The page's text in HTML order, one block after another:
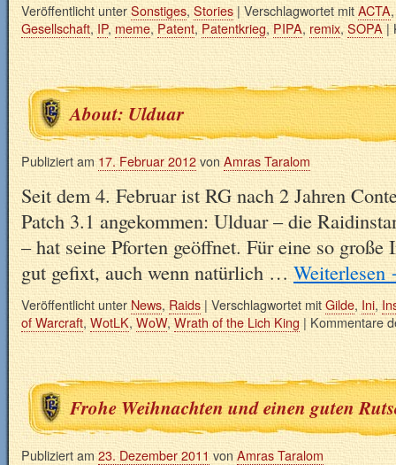
Veröffentlicht unterSonstiges, Stories | Verschlagwortet mitACTA
Gesellschaft,IP, meme, Patent,Patentkrieg,PIPA,remix, SOPA |
About: Ulduar
Publiziert am 17. Februar 2012von Amras Taralom
Seit dem 4. Februar ist RG nach 2 Jahren
Patch 3.1 angekommen: Ulduar – die
– hat seine Pforten geöffnet. Für eine so große
gut gefixt, auch wenn natürlich …Weiterlesen
Veröffentlicht unter News, Raids | Verschlagwortet mitGilde, Ini,
of Warcraft, WotLK,WoW, Wrath of the Lich King | Kommentare
Frohe Weihnachten und einen guten
Publiziert am 23. Dezember 2011 von Amras Taralom